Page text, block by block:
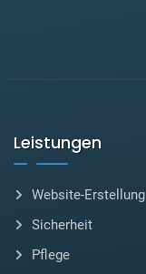
Leistungen
Website-Erstellung
Sicherheit
Pflege